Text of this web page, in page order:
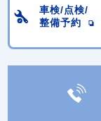
車検/点検/
整備予約